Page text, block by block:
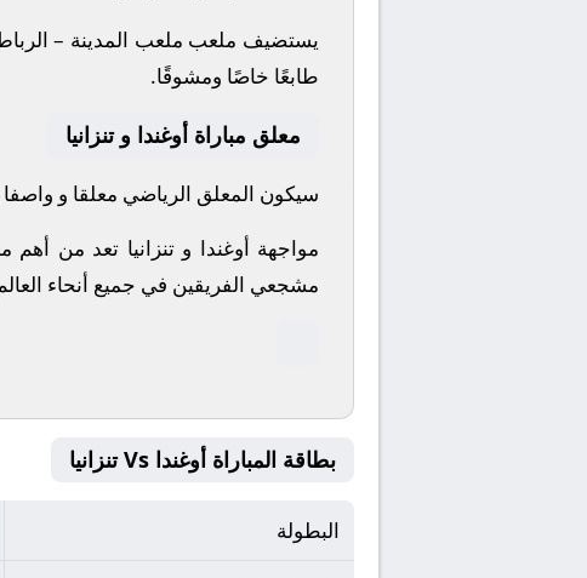
يستضيف ملعب ملعب المدينة – الرباط
طابعًا خاصًا ومشوقًا.
معلق مباراة أوغندا و تنزانيا
سيكون المعلق الرياضي معلقا و واصفا
مواجهة أوغندا و تنزانيا تعد من
مشجعي الفريقين في جميع أنحاء
بطاقة المباراة أوغندا Vs تنزانيا
البطولة